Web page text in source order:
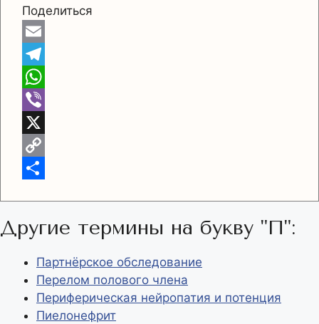
Поделиться
E
m
a
T
e
e
g
m
W
h
a
p
p
V
b
X
C
y
L
i
n
п
р
а
в
Другие термины на букву "П":
Партнёрское обследование
Перелом полового члена
Периферическая нейропатия и потенция
Пиелонефрит